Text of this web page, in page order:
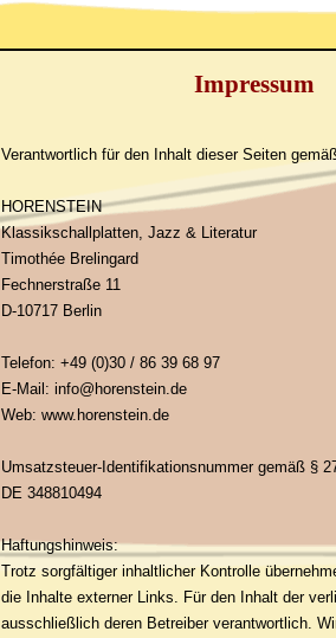
Impressum
Verantwortlich für den Inhalt dieser Seiten
HORENSTEIN
Klassikschallplatten, Jazz & Literatur
Timothée Brelingard
Fechnerstraße 11
D-10717 Berlin
Telefon: +49 (0)30 / 86 39 68 97
E-Mail: info@ horenstein.de
Web: www.horenstein.de
Umsatzsteuer-Identifikationsnummer gemäß §
DE 348810494
Haftungshinweis:
Trotz sorgfältiger inhaltlicher Kontrolle
die Inhalte externer Links. Für den Inhalt der
ausschließlich deren Betreiber verantwortlich.